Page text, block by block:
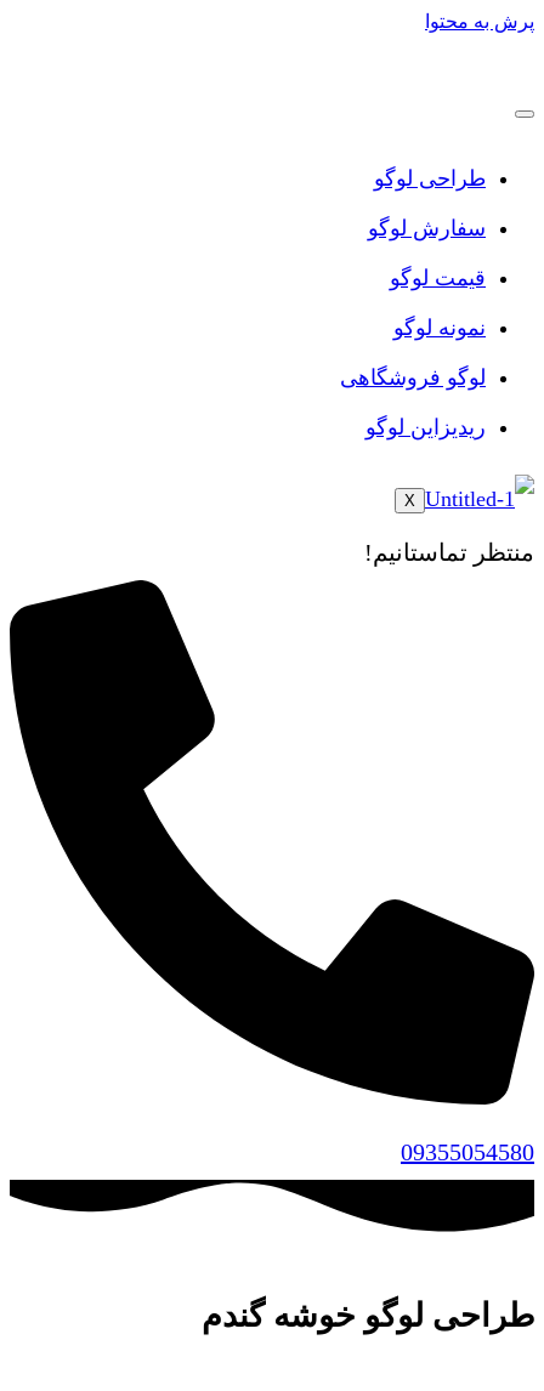
پرش به محتوا
طراحی لوگو
سفارش لوگو
قیمت لوگو
نمونه لوگو
لوگو فروشگاهی
ریدیزاین لوگو
X
منتظر تماستانیم!
09355054580
طراحی لوگو خوشه گندم